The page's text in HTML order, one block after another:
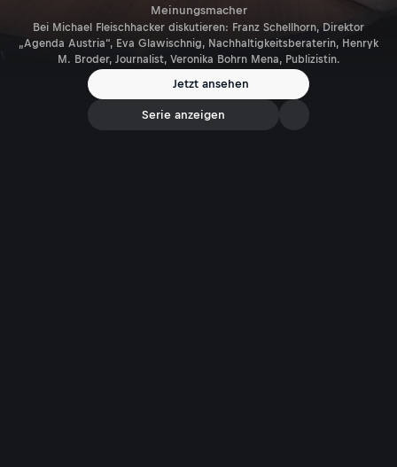
Meinungsmacher
Bei Michael Fleischhacker diskutieren: Franz Schellhorn, Direktor
„Agenda Austria“, Eva Glawischnig, Nachhaltigkeitsberaterin, Henryk
M. Broder, Journalist, Veronika Bohrn Mena, Publizistin.
Jetzt ansehen
Serie anzeigen